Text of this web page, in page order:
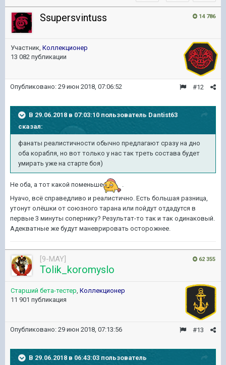
14 786
Ssupersvintuss
Участник, Коллекционер
13 082 публикации
#12
Опубликовано: 29 июн 2018, 07:06:52
В 29.06.2018 в 07:03:10 пользователь Dantist63
сказал:
фанаты реалистичности обычно предлагают сразу на дно
оба корабля, но вот только у нас так треть состава будет
умирать уже на старте боя)
Не оба, а тот какой поменьше
.
Нуачо, всё справедливо и реалистично. Есть большая разница,
утонут олёшки от союзного тарана или пойдут отдадутся в
первые 3 минуты сопернику? Результат-то так и так одинаковый.
Адекватные же будут маневрировать осторожнее.
62 355
[9-MAY]
Tolik_koromyslo
Старший бета-тестер, Коллекционер
11 901 публикация
#13
Опубликовано: 29 июн 2018, 07:13:56
В 29.06.2018 в 06:43:03 пользователь